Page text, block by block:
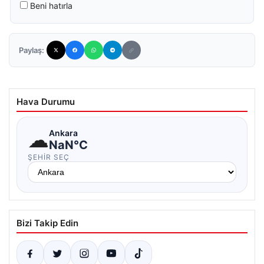
Beni hatırla
Paylaş:
Hava Durumu
☁Ankara
NaN°C
ŞEHIR SEÇ
Bizi Takip Edin